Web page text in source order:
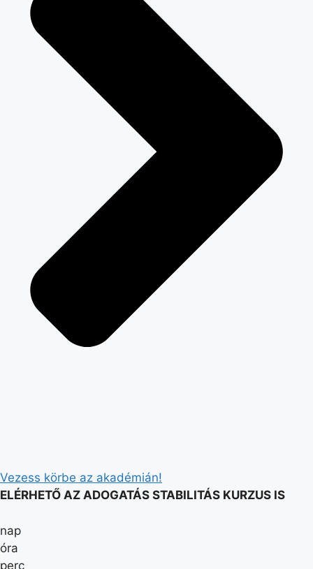
Vezess körbe az akadémián!
ELÉRHETŐ AZ ADOGATÁS STABILITÁS KURZUS IS
nap
óra
perc